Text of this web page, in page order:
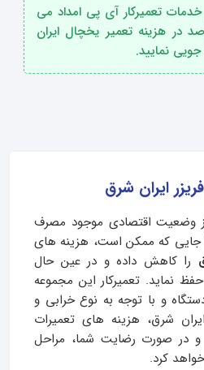
خدمات تعمیرکار آی پی امداد می
تا 75 درصد در هزینه تعمیر یخچال ایران
نمایید.
ایران شرق
وضعیت اقتصادی موجود مصرف
جایی که ممکن است، هزینه های
را کاهش داده و در عین حال
حفظ نماید. تعمیرکار این مجموعه
و با توجه به نوع خرابی و
شرق، هزینه های تعمیرات
در صورت رضایت شما، مراحل
کرد.